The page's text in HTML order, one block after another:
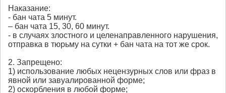
Наказание:
- бан чата 5 минут.
– бан чата 15, 30, 60 минут.
- в случаях злостного и целенаправленного нарушения,
отправка в тюрьму на сутки + бан чата на тот же срок.
2. Запрещено:
1) использование любых нецензурных слов или фраз в
явной или завуалированной форме;
2) оскорбления в любой форме;